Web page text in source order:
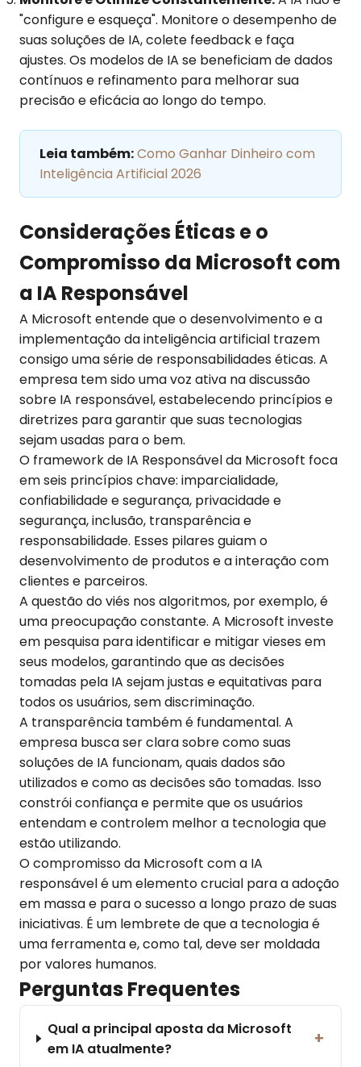
"configure e esqueça". Monitore o desempenho de
suas soluções de IA, colete feedback e faça
ajustes. Os modelos de IA se beneficiam de dados
contínuos e refinamento para melhorar sua
precisão e eficácia ao longo do tempo.
Leia também:Como Ganhar Dinheiro com
Inteligência Artificial 2026
Considerações Éticas e o
Compromisso da Microsoft com
a IA Responsável
A Microsoft entende que o desenvolvimento e a
implementação da inteligência artificial trazem
consigo uma série de responsabilidades éticas. A
empresa tem sido uma voz ativa na discussão
sobre IA responsável, estabelecendo princípios e
diretrizes para garantir que suas tecnologias
sejam usadas para o bem.
O framework de IA Responsável da Microsoft foca
em seis princípios chave: imparcialidade,
confiabilidade e segurança, privacidade e
segurança, inclusão, transparência e
responsabilidade. Esses pilares guiam o
desenvolvimento de produtos e a interação com
clientes e parceiros.
A questão do viés nos algoritmos, por exemplo, é
uma preocupação constante. A Microsoft investe
em pesquisa para identificar e mitigar vieses em
seus modelos, garantindo que as decisões
tomadas pela IA sejam justas e equitativas para
todos os usuários, sem discriminação.
A transparência também é fundamental. A
empresa busca ser clara sobre como suas
soluções de IA funcionam, quais dados são
utilizados e como as decisões são tomadas. Isso
constrói confiança e permite que os usuários
entendam e controlem melhor a tecnologia que
estão utilizando.
O compromisso da Microsoft com a IA
responsável é um elemento crucial para a adoção
em massa e para o sucesso a longo prazo de suas
iniciativas. É um lembrete de que a tecnologia é
uma ferramenta e, como tal, deve ser moldada
por valores humanos.
Perguntas Frequentes
Qual a principal aposta da Microsoft
em IA atualmente?
+